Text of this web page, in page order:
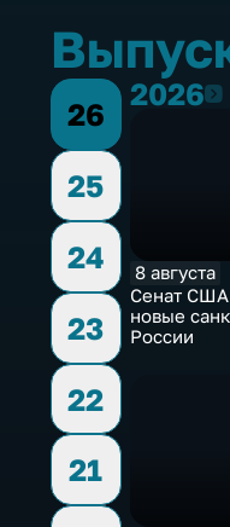
26
25
24
23
22
21
20262026
8 августа
Сенат
новые
России